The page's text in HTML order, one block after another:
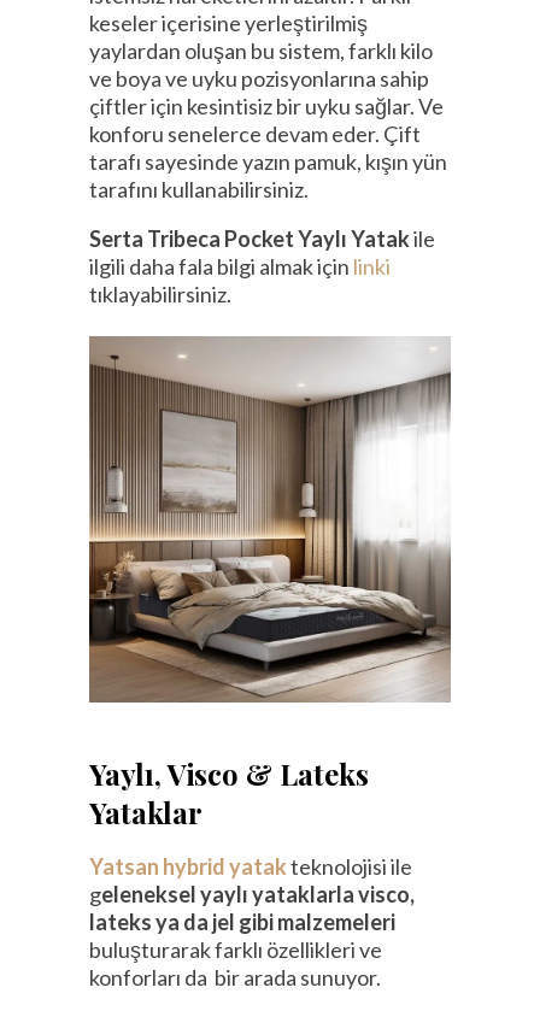
keseler içerisine yerleştirilmiş
yaylardan oluşan bu sistem, farklı kilo
ve boya ve uyku pozisyonlarına sahip
çiftler için kesintisiz bir uyku sağlar. Ve
konforu senelerce devam eder. Çift
tarafı sayesinde yazın pamuk, kışın yün
tarafını kullanabilirsiniz.
Serta Tribeca Pocket Yaylı Yatakile
ilgili daha fala bilgi almak için linki
tıklayabilirsiniz.
Yaylı, Visco & Lateks
Yataklar
Yatsan hybrid yatakteknolojisi ile
geleneksel yaylı yataklarla visco,
lateks ya da jel gibi malzemeleri
buluşturarak farklı özellikleri ve
konforları da bir arada sunuyor.